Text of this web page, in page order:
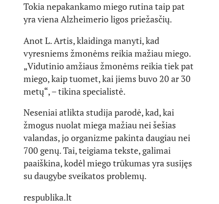
Tokia nepakankamo miego rutina taip pat
yra viena Alzheimerio ligos priežasčių.
Anot L. Artis, klaidinga manyti, kad
vyresniems žmonėms reikia mažiau miego.
„Vidutinio amžiaus žmonėms reikia tiek pat
miego, kaip tuomet, kai jiems buvo 20 ar 30
metų“, – tikina specialistė.
Neseniai atlikta studija parodė, kad, kai
žmogus nuolat miega mažiau nei šešias
valandas, jo organizme pakinta daugiau nei
700 genų. Tai, teigiama tekste, galimai
paaiškina, kodėl miego trūkumas yra susijęs
su daugybe sveikatos problemų.
respublika.lt